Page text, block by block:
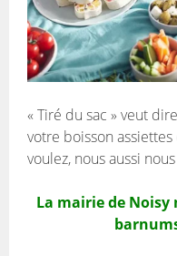
« Tiré du sac » veut
votre boisson
voulez, nous aussi
La mairie de